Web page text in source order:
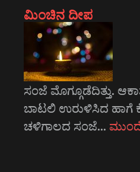
ಮಿಂಚಿನ ದೀಪ
ಸಂಜೆ ಮೊಗ್ಗೂಡೆದಿತ್ತು.
ಬಾಟಲಿ ಉರುಳಿಸಿದ ಹಾಗೆ
ಚಳಿಗಾಲದ ಸಂಜೆ…